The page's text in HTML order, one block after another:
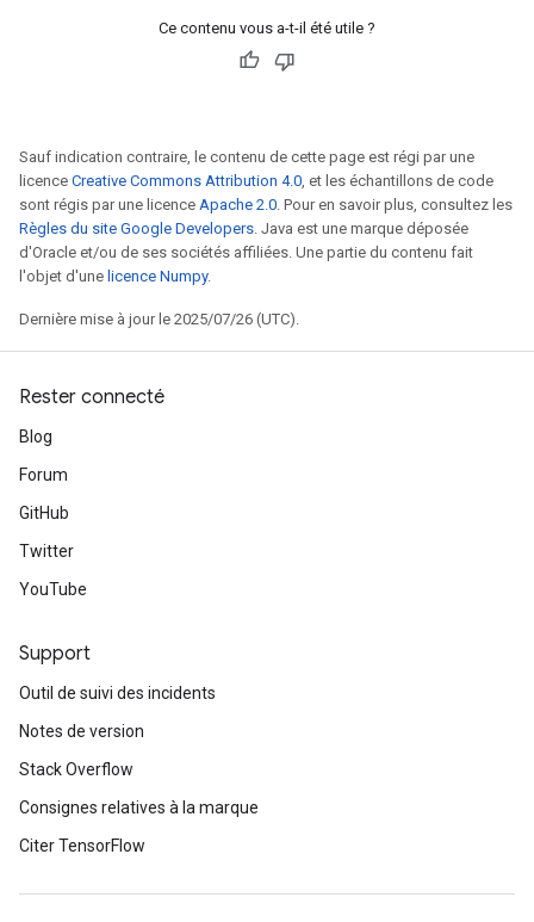
Ce contenu vous a-t-il été utile ?
Sauf indication contraire, le contenu de cette page est régi par une
licence Creative Commons Attribution 4.0, et les échantillons de code
sont régis par une licence Apache 2.0. Pour en savoir plus, consultez les
Règles du site Google Developers. Java est une marque déposée
d'Oracle et/ou de ses sociétés affiliées. Une partie du contenu fait
l'objet d'une licence Numpy.
Dernière mise à jour le 2025/07/26 (UTC).
Rester connecté
Blog
Forum
GitHub
Twitter
YouTube
Support
Outil de suivi des incidents
Notes de version
Stack Overflow
Consignes relatives à la marque
Citer TensorFlow